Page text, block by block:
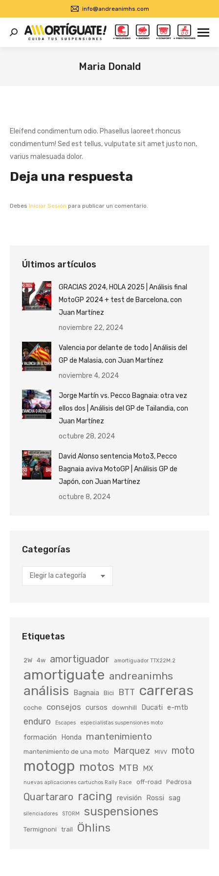
info@andreanimhs.com
Buscar:
Maria Donald
Eleifend condimentum odio. Phasellus laoreet rhoncus
condimentum! Sed est tellus, vulputate sit amet justo non,
varius malesuada dolor.
Deja una respuesta
Debes Iniciar Sesión para publicar un comentario.
Últimos artículos
GRACIAS 2024, HOLA 2025 | Análisis final
MotoGP 2024 + test de Barcelona, con
Juan Martínez
noviembre 22, 2024
Valencia por delante de todo | Análisis del
GP de Malasia, con Juan Martínez
noviembre 4, 2024
Jorge Martín vs. Pecco Bagnaia: otra vez
ellos dos | Análisis del GP de Tailandia, con
Juan Martínez
octubre 28, 2024
David Alonso sentencia Moto3, Pecco
Bagnaia aviva MotoGP | Análisis GP de
Japón, con Juan Martínez
octubre 8, 2024
Categorías
Categorías
Etiquetas
2W 4w amortiguador amortiguador TTX22M.2
amortiguate andreanimhs
análisis Bagnaia Bici BTT carreras
coche consejos cursos downhill Ducati e-mtb
enduro Escapes especialistas suspensiones moto
formación Honda mantenimiento
mantenimiento de una moto Marquez MIVV moto
motogp motos MTB MX
nuevas aplicaciones cartuchos Rally Race off-road Pedrosa
Quartararo racing revisión Rossi sag
silenciadores STORM suspensiones
Termignoni trail Öhlins